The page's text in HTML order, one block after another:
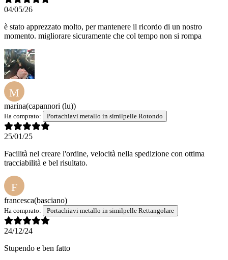
04/05/26
è stato apprezzato molto, per mantenere il ricordo di un nostro
momento. migliorare sicuramente che col tempo non si rompa
M
marina(capannori (lu))
Ha comprato: Portachiavi metallo in similpelle Rotondo
25/01/25
Facilità nel creare l'ordine, velocità nella spedizione con ottima
tracciabilità e bel risultato.
F
francesca(basciano)
Ha comprato: Portachiavi metallo in similpelle Rettangolare
24/12/24
Stupendo e ben fatto